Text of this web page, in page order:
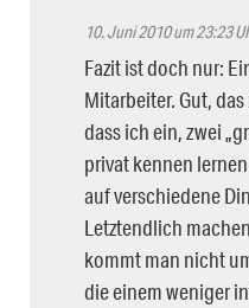
10. Juni 2010 um 23:23
Fazit ist doch nur:
Mitarbeiter. Gut,
dass ich ein, zwei
privat kennen
auf verschiedene
Letztendlich
kommt man nicht
die einem weniger